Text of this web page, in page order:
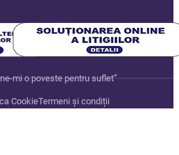
mi o poveste pentru suflet”
CookieTermeni și condiții